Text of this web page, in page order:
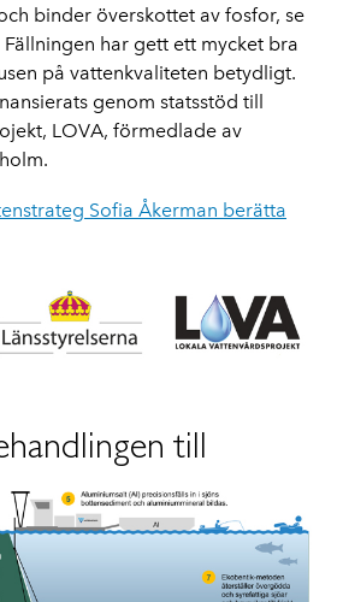
binder överskottet av fosfor, se
Fällningen har gett ett mycket bra
på vattenkvaliteten betydligt.
genom statsstöd till
, LOVA, förmedlade av
.
Sofia Åkerman berätta
till